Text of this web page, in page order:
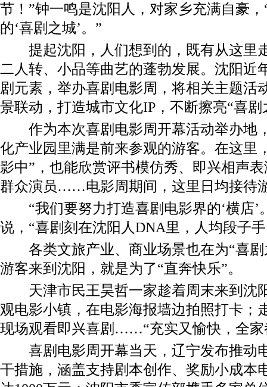
节！”钟一鸣是沈阳人，对家乡充满自豪
的‘喜剧之城’。”
提起沈阳，人们想到的，既有从这里
二人转、小品等曲艺的蓬勃发展。沈阳近
剧元素，举办喜剧电影周，将相关主题活
景联动，打造城市文化IP，不断擦亮“喜剧
作为本次喜剧电影周开幕活动举办地
化产业园里满是前来参观的游客。在这里
影中”，也能欣赏评书模仿秀、即兴相声
群众演员……电影周期间，这里日均接待
“我们要努力打造喜剧电影界的‘横店’
说，“喜剧刻在沈阳人DNA里，人均段子
各类文旅产业、商业场景也在为“喜剧
游客来到沈阳，就是为了“直奔快乐”。
天津市民王昊哲一家趁着周末来到沈
观电影小镇，在电影海报墙边拍照打卡；
现场观看即兴喜剧……“充实又愉快，全家
喜剧电影周开幕当天，辽宁发布推动
干措施，涵盖支持剧本创作、奖励小成本